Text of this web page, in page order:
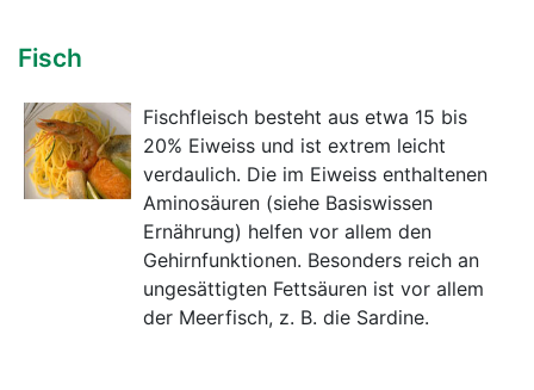
Fisch
Fischfleisch besteht aus etwa 15 bis
20% Eiweiss und ist extrem leicht
verdaulich. Die im Eiweiss enthaltenen
Aminosäuren (siehe Basiswissen
Ernährung) helfen vor allem den
Gehirnfunktionen. Besonders reich an
ungesättigten Fettsäuren ist vor allem
der Meerfisch, z. B. die Sardine.